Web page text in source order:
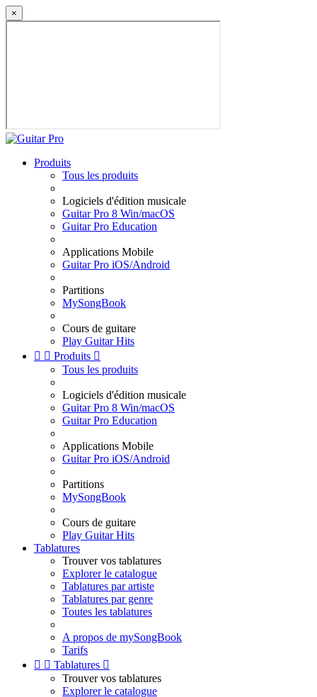
×
Produits
Tous les produits
Logiciels d'édition musicale
Guitar Pro 8 Win/macOS
Guitar Pro Education
Applications Mobile
Guitar Pro iOS/Android
Partitions
MySongBook
Cours de guitare
Play Guitar Hits
  Produits 
Tous les produits
Logiciels d'édition musicale
Guitar Pro 8 Win/macOS
Guitar Pro Education
Applications Mobile
Guitar Pro iOS/Android
Partitions
MySongBook
Cours de guitare
Play Guitar Hits
Tablatures
Trouver vos tablatures
Explorer le catalogue
Tablatures par artiste
Tablatures par genre
Toutes les tablatures
A propos de mySongBook
Tarifs
  Tablatures 
Trouver vos tablatures
Explorer le catalogue